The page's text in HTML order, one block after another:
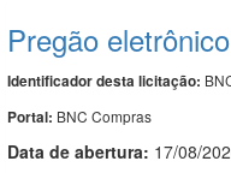
Pregão
Identificador desta licitação:
Portal: BNC Compras
Data de abertura: 17/08/